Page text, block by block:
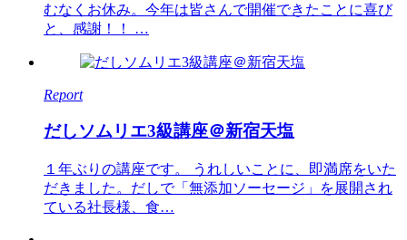
むなくお休み。今年は皆さんで開催できたことに喜び
と、感謝！！ …
Report
だしソムリエ3級講座＠新宿天塩
１年ぶりの講座です。 うれしいことに、即満席をいた
だきました。だしで「無添加ソーセージ」を展開され
ている社長様、食…